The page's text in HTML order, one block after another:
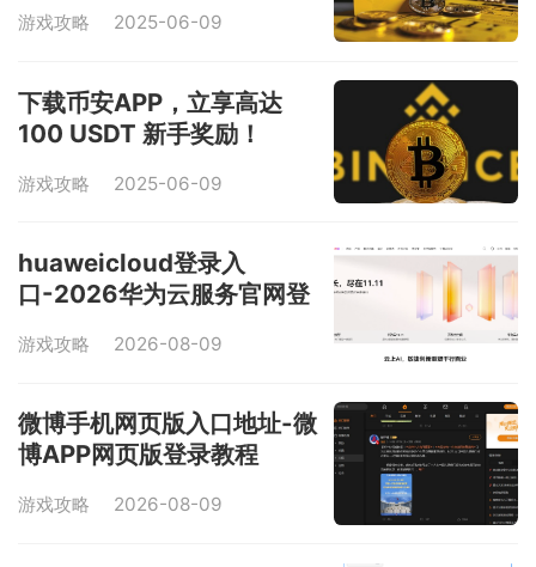
游戏攻略 2025-06-09
下载币安APP，立享高达
100 USDT 新手奖励！
游戏攻略 2025-06-09
huaweicloud登录入
口-2026华为云服务官网登
游戏攻略 2026-08-09
微博手机网页版入口地址-微
博APP网页版登录教程
游戏攻略 2026-08-09